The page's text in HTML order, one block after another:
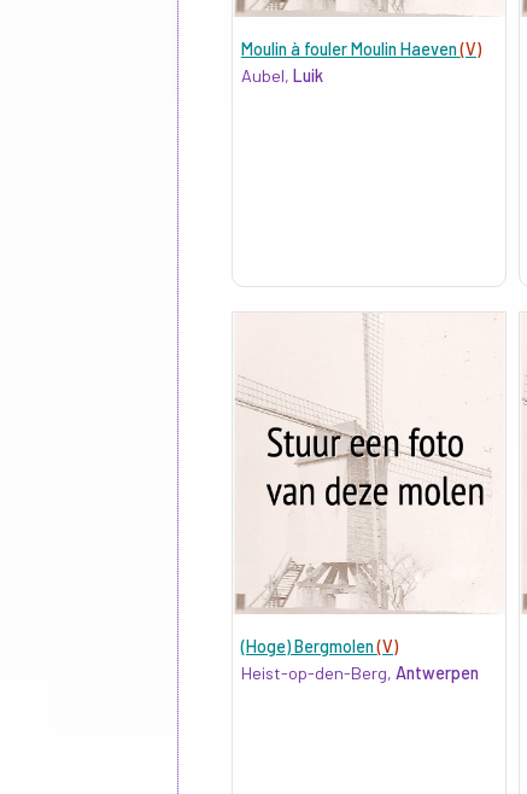
Moulin à fouler Moulin Haeven(V)
Aubel, Luik
(Hoge) Bergmolen(V)
Heist-op-den-Berg, Antwerpen